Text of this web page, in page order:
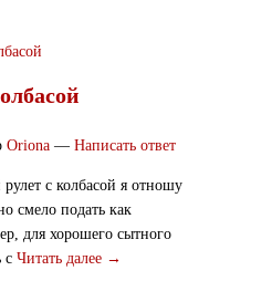
Oriona — Написать ответ
с колбасой я отношу
смело подать как
для хорошего сытного
с Читать далее →